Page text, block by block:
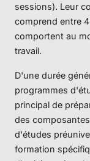
sessions). Leur
comprend entre
comportent au
travail.
D'une durée
programmes
principal de
des
d'études
formation